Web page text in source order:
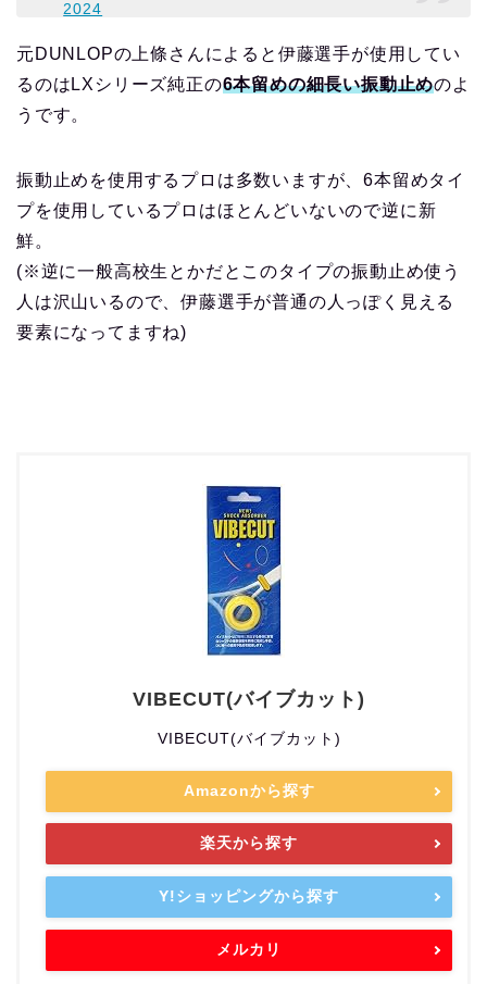
2024
元DUNLOPの上條さんによると伊藤選手が使用してい
るのはLXシリーズ純正の6本留めの細長い振動止めのよ
うです。
振動止めを使用するプロは多数いますが、6本留めタイ
プを使用しているプロはほとんどいないので逆に新
鮮。
(※逆に一般高校生とかだとこのタイプの振動止め使う
人は沢山いるので、伊藤選手が普通の人っぽく見える
要素になってますね)
VIBECUT(バイブカット)
VIBECUT(バイブカット)
Amazonから探す
楽天から探す
Y!ショッピングから探す
メルカリ